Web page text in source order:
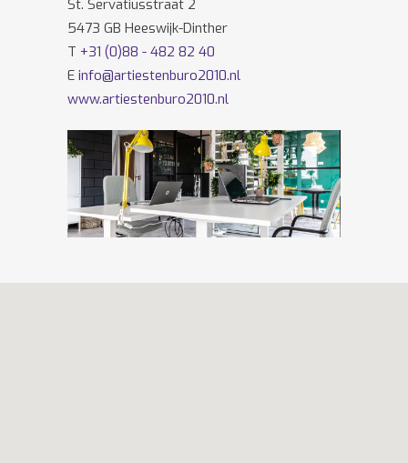
St. Servatiusstraat 2
5473 GB Heeswijk-Dinther
T +31 (0)88 - 482 82 40
E info@artiestenburo2010.nl
www.artiestenburo2010.nl
Volg ons ook opFacebookenTwitter